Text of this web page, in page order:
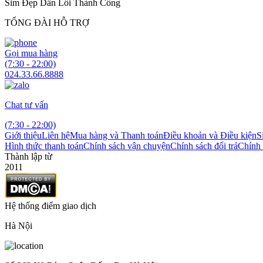
Sim Đẹp Dẫn Lối Thành Công
TỔNG ĐÀI HỖ TRỢ
Gọi mua hàng
(7:30 - 22:00)
024.33.66.8888
Chat tư vấn
(7:30 - 22:00)
Giới thiệuLiên hệMua hàng và Thanh toánĐiều khoản và Điều kiện
Hình thức thanh toánChính sách vận chuyệnChính sách đổi trảChính
Thành lập từ
2011
Hệ thống điểm giao dịch
Hà Nội